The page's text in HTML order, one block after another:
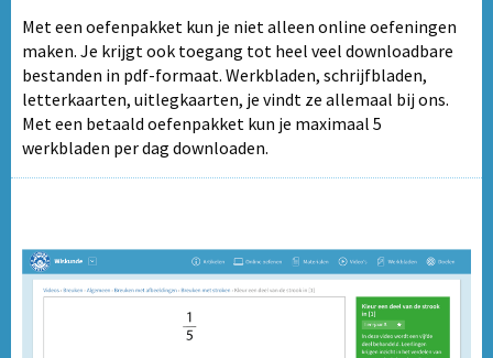
Met een oefenpakket kun je niet alleen online oefeningen
maken. Je krijgt ook toegang tot heel veel downloadbare
bestanden in pdf-formaat. Werkbladen, schrijfbladen,
letterkaarten, uitlegkaarten, je vindt ze allemaal bij ons.
Met een betaald oefenpakket kun je maximaal 5
werkbladen per dag downloaden.